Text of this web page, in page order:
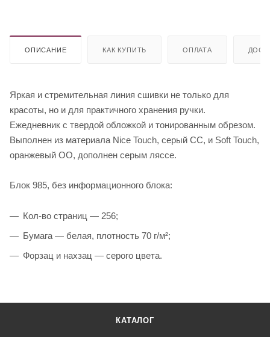
ОПИСАНИЕ КАК КУПИТЬ ОПЛАТА
Яркая и стремительная линия сшивки не только для
красоты, но и для практичного хранения ручки.
Ежедневник с твердой обложкой и тонированным обрезом.
Выполнен из материала Nice Touch, серый СС, и Soft Touch,
оранжевый ОО, дополнен серым ляссе.
Блок 985, без информационного блока:
Кол-во страниц — 256;
Бумага — белая, плотность 70 г/м²;
Форзац и нахзац — серого цвета.
КАТАЛОГ